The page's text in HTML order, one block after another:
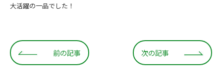
大活躍の一品でした！
前の記事 次の記事